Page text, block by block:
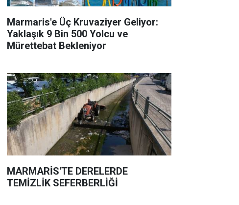
Marmaris'e Üç Kruvaziyer Geliyor:
Yaklaşık 9 Bin 500 Yolcu ve
Mürettebat Bekleniyor
MARMARİS'TE DERELERDE
TEMİZLİK SEFERBERLİĞİ